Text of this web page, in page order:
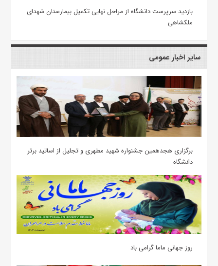
بازدید سرپرست دانشگاه از مراحل نهایی تکمیل بیمارستان شهدای
ملکشاهی
سایر اخبار عمومی
برگزاری هجدهمین جشنواره شهید مطهری و تجلیل از اساتید برتر
دانشگاه
روز جهانی ماما گرامی باد